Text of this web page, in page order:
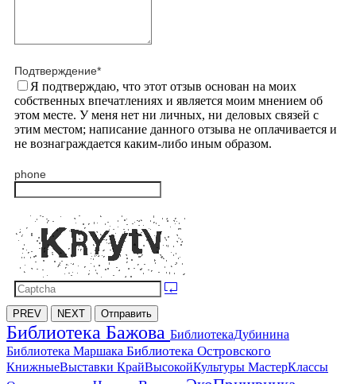
Подтверждение*
Я подтверждаю, что этот отзыв основан на моих
собственных впечатлениях и является моим мнением об
этом месте. У меня нет ни личных, ни деловых связей с
этим местом; написание данного отзыва не оплачивается и
не вознаграждается каким-либо иным образом.
phone
PREV NEXT Отправить
Библиотека Бажова БиблиотекаДубинина
Библиотека Маршака Библиотека Островского
КнижныеВыставки КрайВысокойКультуры МастерКлассы